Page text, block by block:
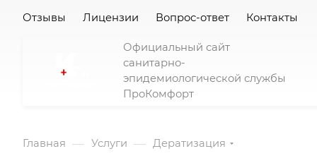
Отзывы Лицензии Вопрос-ответ Контакты
Официальный сайт
санитарно-
эпидемиологической службы
ПроКомфорт
Главная — Услуги — Дератизация